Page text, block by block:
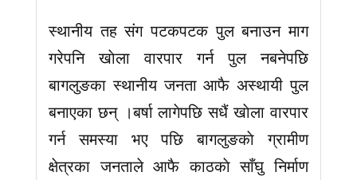
स्थानीय तह संग पटकपटक पुल बनाउन माग
गरेपनि खाेला वारपार गर्न पुल नबनेपछि
बागलुङका स्थानीय जनता आफै अस्थायी पुल
बनाएका छन् ।बर्षा लागेपछि सधैं खाेला वारपार
गर्न समस्या भए पछि बागलुङकाे ग्रामीण
क्षेत्रका जनताले आफै काठकाे साँघु निर्माण